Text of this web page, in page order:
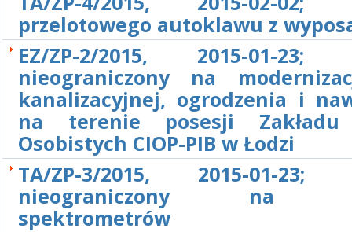
przelotowego autoklawu z
EZ/ZP-2/2015, 2015-01-23;
nieograniczony na
kanalizacyjnej, ogrodzenia i
na terenie posesji Zakładu
Osobistych CIOP-PIB w Łodzi
TA/ZP-3/2015, 2015-01-23;
nieograniczony na
spektrometrów